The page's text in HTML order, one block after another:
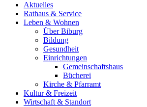
Aktuelles
Rathaus & Service
Leben & Wohnen
Über Biburg
Bildung
Gesundheit
Einrichtungen
Gemeinschaftshaus
Bücherei
Kirche & Pfarramt
Kultur & Freizeit
Wirtschaft & Standort